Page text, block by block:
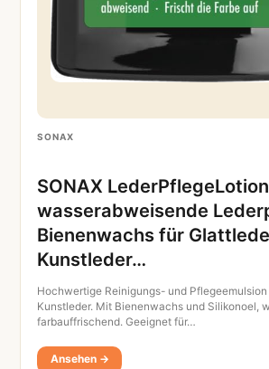
SONAX
SONAX
wasserabweisende
Bienenwachs für
Kunstleder…
Hochwertige Reinigungs- und
Kunstleder. Mit Bienenwachs und Silikonoel,
farbauffrischend. Geeignet für…
Ansehen →